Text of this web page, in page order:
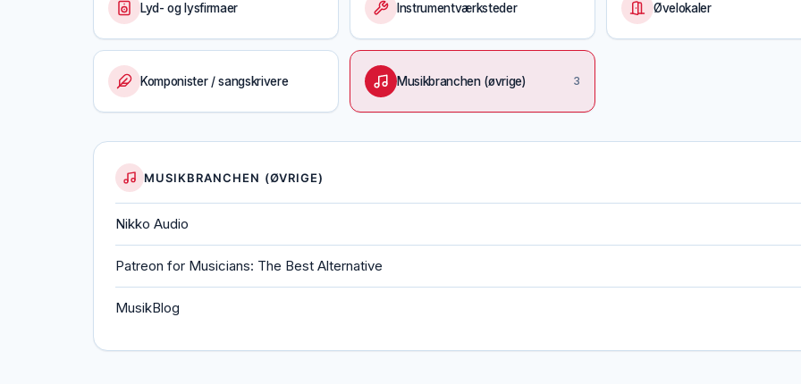
Lyd- og lysfirmaer Instrumentværksteder Øvelokaler
Komponister / sangskrivere Musikbranchen (øvrige) 3
MUSIKBRANCHEN (ØVRIGE)
Nikko Audio
Patreon for Musicians: The Best Alternative
MusikBlog